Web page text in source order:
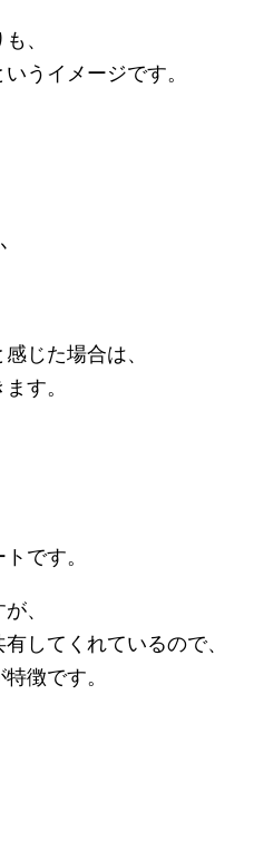
、
いうイメージです。
じた場合は、
す。
です。
、
してくれているので、
徴です。